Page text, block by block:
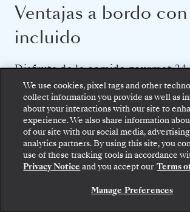
Ventajas a bordo
incluido
Disfrute de la comida gourmet 24
servicio de mayordomo, de las
prémium y de las espectaculares
de entretenimiento que hacen
Silversea.
PERSONAL Y SERVICIOS
Suba a bordo: elija su suite y revise las
servicios incluidos antes de confirmar
segura su viaje con Silversea.
RESERVE SU SUITE
We use cookies, pixel tags and other
collect information you provide as well as
about your interactions with our site to
experience. We also share information
of our site with our social media,
analytics partners. By using this site, you
use of these tracking tools in accordance
Privacy Notice and you accept our Terms
Manage Preferences